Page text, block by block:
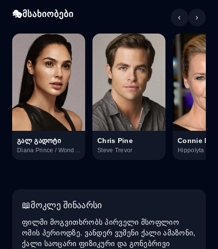
მსახიობები ‹ ›
გალ გადოტი Chris Pine
Steve Trevor
Connie
Hippolyta
მოკლე შინაარსი
ფილმი მოგვითხრობს პირველი მსოფლიო
ომის პერიოდზე. ვანდერ ვუმენი ქალი ამაზონი,
ქალი საოცარი ფიზიკური და გონებრივი